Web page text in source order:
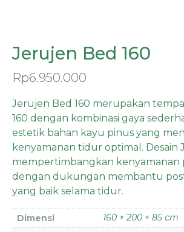
Jerujen Bed 160
Rp6.950.000
Jerujen Bed 160 merupakan
160 dengan kombinasi gaya
estetik bahan kayu pinus yang
kenyamanan tidur optimal. Desain
mempertimbangkan kenyamanan
dengan dukungan membantu
yang baik selama tidur.
Dimensi
160 × 200 × 85 cm